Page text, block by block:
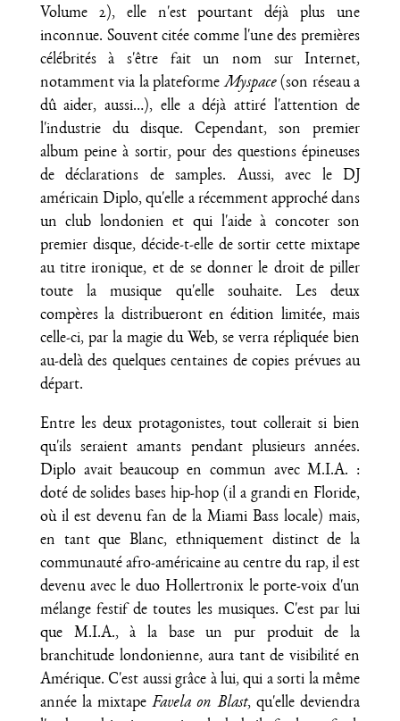
Volume 2), elle n'est pourtant déjà plus une
inconnue. Souvent citée comme l'une des premières
célébrités à s'être fait un nom sur Internet,
notamment via la plateformeMyspace(son réseau a
dû aider, aussi…), elle a déjà attiré l'attention de
l'industrie du disque. Cependant, son premier
album peine à sortir, pour des questions épineuses
de déclarations de samples. Aussi, avec le DJ
américain Diplo, qu'elle a récemment approché dans
un club londonien et qui l'aide à concoter son
premier disque, décide-t-elle de sortir cette mixtape
au titre ironique, et de se donner le droit de piller
toute la musique qu'elle souhaite. Les deux
compères la distribueront en édition limitée, mais
celle-ci, par la magie du Web, se verra répliquée bien
au-delà des quelques centaines de copies prévues au
départ.
Entre les deux protagonistes, tout collerait si bien
qu'ils seraient amants pendant plusieurs années.
Diplo avait beaucoup en commun avec M.I.A. :
doté de solides bases hip-hop (il a grandi en Floride,
où il est devenu fan de la Miami Bass locale) mais,
en tant que Blanc, ethniquement distinct de la
communauté afro-américaine au centre du rap, il est
devenu avec le duo Hollertronix le porte-voix d'un
mélange festif de toutes les musiques. C'est par lui
que M.I.A., à la base un pur produit de la
branchitude londonienne, aura tant de visibilité en
Amérique. C'est aussi grâce à lui, qui a sorti la même
année la mixtape Favela on Blast, qu'elle deviendra